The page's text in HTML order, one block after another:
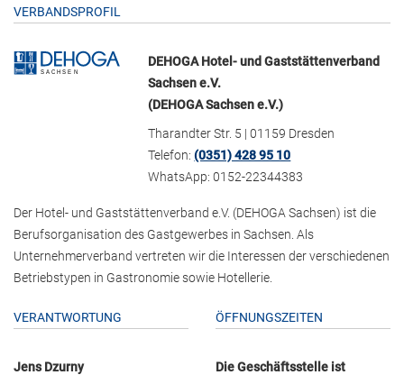
VERBANDSPROFIL
DEHOGA Hotel- und Gaststättenverband
Sachsen e.V.
(DEHOGA Sachsen e.V.)
Tharandter Str. 5 | 01159 Dresden
Telefon:(0351) 428 95 10
WhatsApp: 0152-22344383
Der Hotel- und Gaststättenverband e.V. (DEHOGA Sachsen) ist die
Berufsorganisation des Gastgewerbes in Sachsen. Als
Unternehmerverband vertreten wir die Interessen der verschiedenen
Betriebstypen in Gastronomie sowie Hotellerie.
VERANTWORTUNG
Jens Dzurny
ÖFFNUNGSZEITEN
Die Geschäftsstelle ist